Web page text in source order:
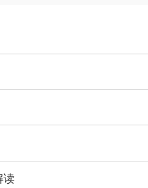
读